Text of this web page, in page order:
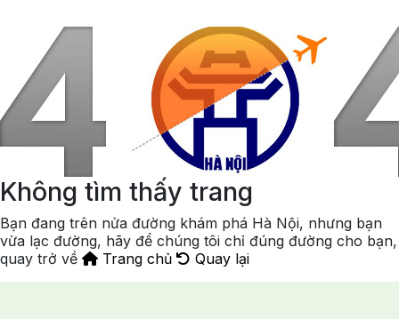
Không tìm thấy trang
Bạn đang trên nửa đường khám phá Hà Nội, nhưng bạn
vừa lạc đường, hãy để chúng tôi chỉ đúng đường cho bạn,
quay trở về
Trang chủ Quay lại